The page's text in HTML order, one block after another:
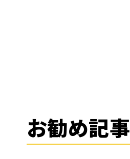
お勧め記事